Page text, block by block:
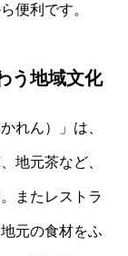
便利です。
う地域文化
れん）」は、
地元茶など、
またレストラ
元の食材をふ